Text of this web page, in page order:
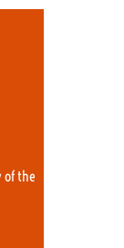
of the